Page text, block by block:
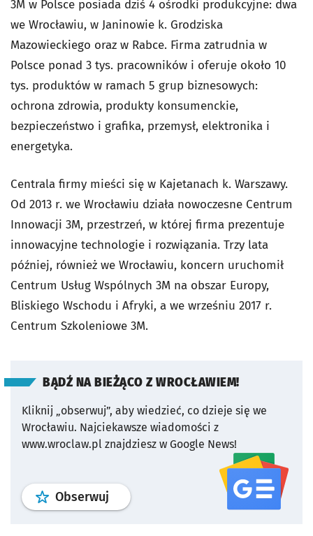
3M w Polsce posiada dziś 4 ośrodki produkcyjne: dwa
we Wrocławiu, w Janinowie k. Grodziska
Mazowieckiego oraz w Rabce. Firma zatrudnia w
Polsce ponad 3 tys. pracowników i oferuje około 10
tys. produktów w ramach 5 grup biznesowych:
ochrona zdrowia, produkty konsumenckie,
bezpieczeństwo i grafika, przemysł, elektronika i
energetyka.
Centrala firmy mieści się w Kajetanach k. Warszawy.
Od 2013 r. we Wrocławiu działa nowoczesne Centrum
Innowacji 3M, przestrzeń, w której firma prezentuje
innowacyjne technologie i rozwiązania. Trzy lata
później, również we Wrocławiu, koncern uruchomił
Centrum Usług Wspólnych 3M na obszar Europy,
Bliskiego Wschodu i Afryki, a we wrześniu 2017 r.
Centrum Szkoleniowe 3M.
BĄDŹ NA BIEŻĄCO Z WROCŁAWIEM!
Kliknij „obserwuj”, aby wiedzieć, co dzieje się we
Wrocławiu. Najciekawsze wiadomości z
www.wroclaw.pl znajdziesz w Google News!
Obserwuj profil serwisu